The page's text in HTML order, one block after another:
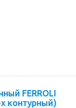
х контурный)